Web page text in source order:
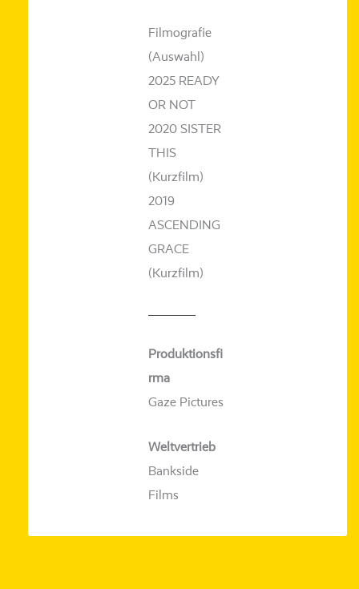
Filmografie
(Auswahl)
2025 READY
OR NOT
2020 SISTER
THIS
(Kurzfilm)
2019
ASCENDING
GRACE
(Kurzfilm)
Produktionsfi
rma
Gaze Pictures
Weltvertrieb
Bankside
Films